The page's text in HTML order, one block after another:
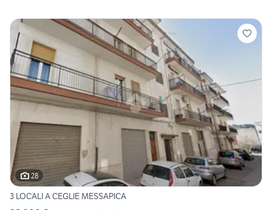
28
3 LOCALI A CEGLIE MESSAPICA